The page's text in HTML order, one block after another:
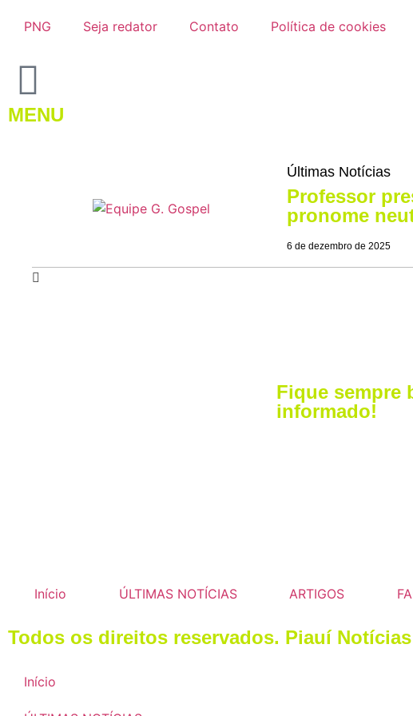
PNG Seja redator Contato Política de cookies
MENU
Últimas Notícias
Professor
pronome
6 de dezembro de 2025
Fique sempre
informado!
Início ÚLTIMAS NOTÍCIAS ARTIGOS
Todos os direitos reservados. Piauí
Início